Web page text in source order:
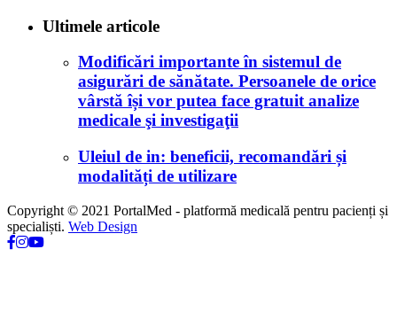
Ultimele articole
Modificări importante în sistemul de
asigurări de sănătate. Persoanele de orice
vârstă își vor putea face gratuit analize
medicale şi investigaţii
Uleiul de in: beneficii, recomandări și
modalități de utilizare
Copyright © 2021 PortalMed - platformă medicală pentru pacienți și
specialiști. Web Design